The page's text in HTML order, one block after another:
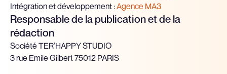
Intégration et développement :Agence MA3
Responsable de la publication et de la
rédaction
Société TER’HAPPY STUDIO
3 rue Emile Gilbert 75012 PARIS